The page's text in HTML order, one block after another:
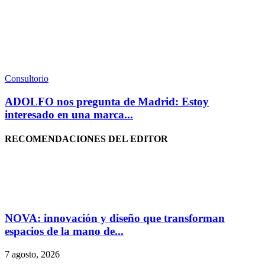
Consultorio
ADOLFO nos pregunta de Madrid: Estoy
interesado en una marca...
RECOMENDACIONES DEL EDITOR
NOVA: innovación y diseño que transforman
espacios de la mano de...
7 agosto, 2026